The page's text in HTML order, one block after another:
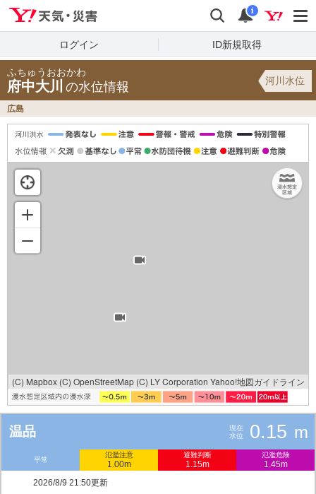
検索 通知
i
ログイン ID新規取得
ふちゅうおおかわ
府中大川 の水位情報 河川水位
広島
(C) Mapbox (C) OpenStreetMap (C) LY Corporation Yahoo!地図ガイドライン
温品
現在
水位
0.15 m
平常
氾濫注意
1.00m
避難判断
1.15m
氾濫危険
1.45m
2026/8/9 21:50更新